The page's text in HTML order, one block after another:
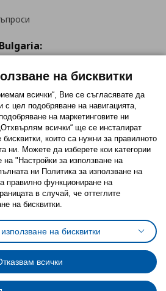
Instagram
на бисквитки (Cookies)
за използване на бисквитки
Обща политика за личните данни
на личните данни на ikea.bg
на програма IKEA Family
лични данни на програма IKEA Family
на бисквитки
всички“, Вие се съгласявате да
с цел подобряване на навигацията,
на маркетинговите ни
всички“ ще се инсталират
които са нужни за правилното
ни. Можете да изберете кои категории
на "Настройки за използване на
ни Политика за използване на
правилно функциониране на
в случай, че оттеглите
на бисквитки.
на бисквитки
всички